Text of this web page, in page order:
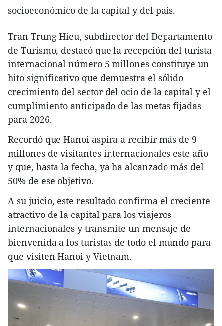
socioeconómico de la capital y del país.
Tran Trung Hieu, subdirector del Departamento
de Turismo, destacó que la recepción del turista
internacional número 5 millones constituye un
hito significativo que demuestra el sólido
crecimiento del sector del ocio de la capital y el
cumplimiento anticipado de las metas fijadas
para 2026.
Recordó que Hanoi aspira a recibir más de 9
millones de visitantes internacionales este año
y que, hasta la fecha, ya ha alcanzado más del
50% de ese objetivo.
​A su juicio, este resultado confirma el creciente
atractivo de la capital para los viajeros
internacionales y transmite un mensaje de
bienvenida a los turistas de todo el mundo para
que visiten Hanoi y Vietnam.